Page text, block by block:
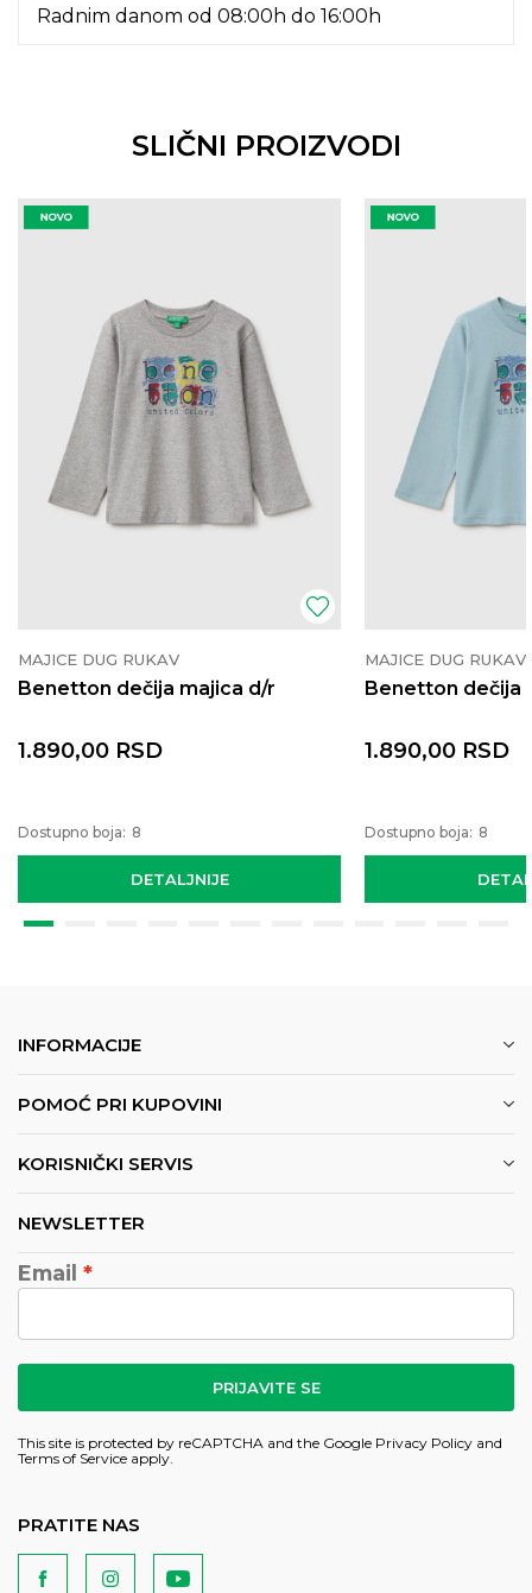
Radnim danom od 08:00h do 16:00h
SLIČNI PROIZVODI
MAJICE DUG RUKAV
Benetton dečija majica d/r
DETALJNIJE
1.890,00 RSD
Dostupno boja: 8
MAJICE DUG RUKAV
Benetton dečija
1.890,00 RSD
Dostupno boja: 8
INFORMACIJE
POMOĆ PRI KUPOVINI
KORISNIČKI SERVIS
NEWSLETTER
Email
PRIJAVITE SE
This site is protected by reCAPTCHA and the Google Privacy Policy and
Terms of Service apply.
PRATITE NAS